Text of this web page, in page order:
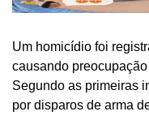
Um homicídio foi
causando
Segundo as primeiras
por disparos de arma